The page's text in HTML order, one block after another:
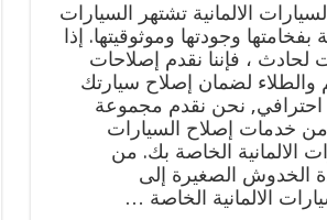
الالمانية تشتهر السيارات
بفخامتها وجودتها وموثوقيتها. إذا
، فإننا نقدم إصلاحات
لضمان إصلاح سيارتك
نحن نقدم مجموعة
خدمات إصلاح السيارات
الالمانية الخاصة بك. من
الخدوش الصغيرة إلى
الالمانية الخاصة …